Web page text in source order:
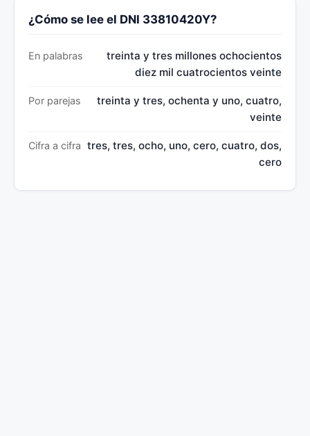
¿Cómo se lee el DNI 33810420Y?
En palabras
treinta y tres millones ochocientos
diez mil cuatrocientos veinte
Por parejas
treinta y tres, ochenta y uno, cuatro,
veinte
Cifra a cifra tres, tres, ocho, uno, cero, cuatro, dos,
cero